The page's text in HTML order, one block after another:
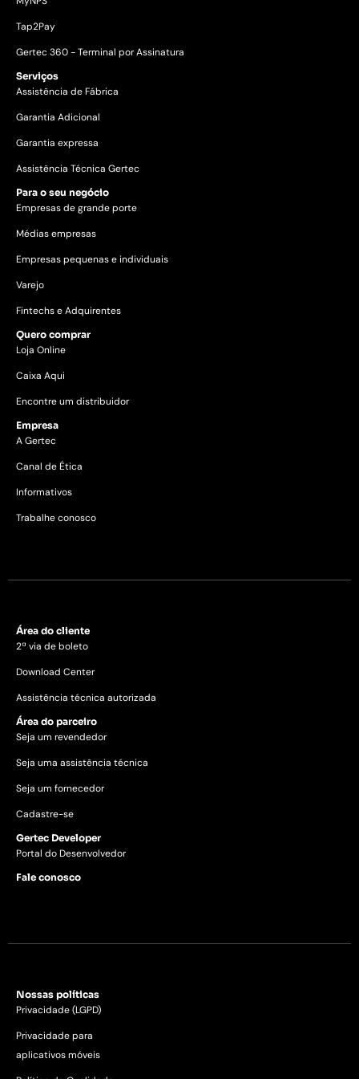
Tap2Pay
Gertec 360 - Terminal por Assinatura
Serviços
Assistência de Fábrica
Garantia Adicional
Garantia expressa
Assistência Técnica Gertec
Para o seu negócio
Empresas de grande porte
Médias empresas
Empresas pequenas e individuais
Varejo
Fintechs e Adquirentes
Quero comprar
Loja Online
Caixa Aqui
Encontre um distribuidor
Empresa
A Gertec
Canal de Ética
Informativos
Trabalhe conosco
Área do cliente
2ª via de boleto
Download Center
Assistência técnica autorizada
Área do parceiro
Seja um revendedor
Seja uma assistência técnica
Seja um fornecedor
Cadastre-se
Gertec Developer
Portal do Desenvolvedor
Fale conosco
Nossas políticas
Privacidade (LGPD)
Privacidade para
aplicativos móveis